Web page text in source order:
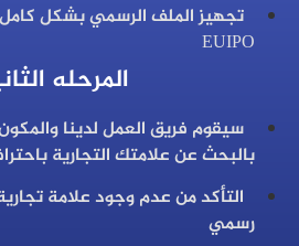
تجهيز الملف الرسمي بشكل
EUIPO
المرحله
سيقوم فريق العمل لدينا
بالبحث عن علامتك التجارية
التأكد من عدم وجود علامة
رسمي